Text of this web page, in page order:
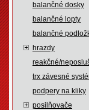
balančné dosky
balančné lopty
balančné
hrazdy
reakčné/
trx závesné
podpery na kliky
posilňovače